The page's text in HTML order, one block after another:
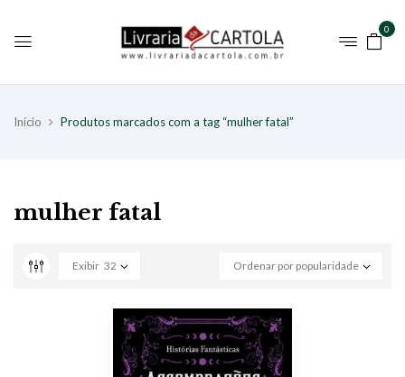
0
Início Produtos marcados com a tag “mulher fatal”
mulher fatal
Ordenar por popularidade
Exibir 32